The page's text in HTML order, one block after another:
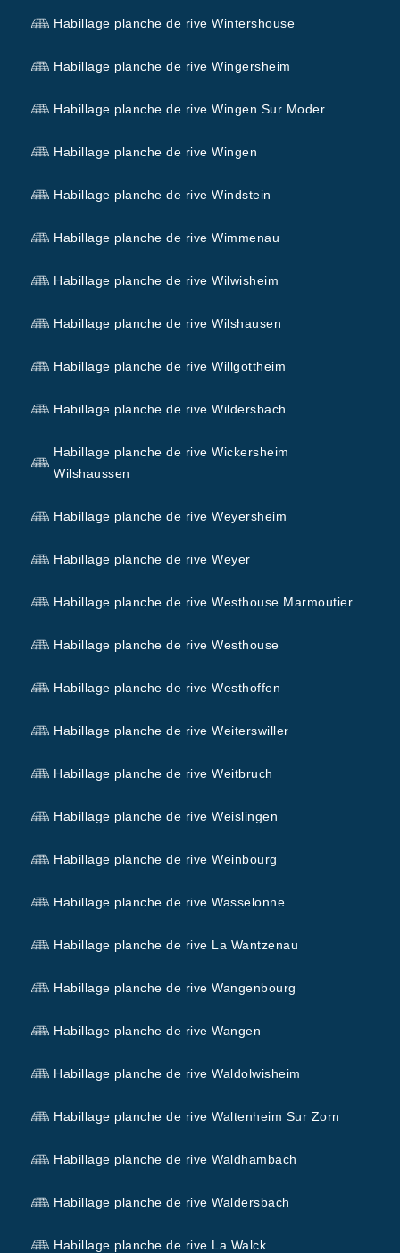
Habillage planche de rive Wintershouse
Habillage planche de rive Wingersheim
Habillage planche de rive Wingen Sur Moder
Habillage planche de rive Wingen
Habillage planche de rive Windstein
Habillage planche de rive Wimmenau
Habillage planche de rive Wilwisheim
Habillage planche de rive Wilshausen
Habillage planche de rive Willgottheim
Habillage planche de rive Wildersbach
Habillage planche de rive Wickersheim
Wilshaussen
Habillage planche de rive Weyersheim
Habillage planche de rive Weyer
Habillage planche de rive Westhouse Marmoutier
Habillage planche de rive Westhouse
Habillage planche de rive Westhoffen
Habillage planche de rive Weiterswiller
Habillage planche de rive Weitbruch
Habillage planche de rive Weislingen
Habillage planche de rive Weinbourg
Habillage planche de rive Wasselonne
Habillage planche de rive La Wantzenau
Habillage planche de rive Wangenbourg
Habillage planche de rive Wangen
Habillage planche de rive Waldolwisheim
Habillage planche de rive Waltenheim Sur Zorn
Habillage planche de rive Waldhambach
Habillage planche de rive Waldersbach
Habillage planche de rive La Walck